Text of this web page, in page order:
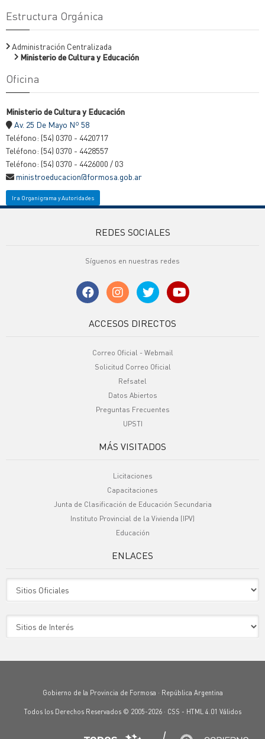
Estructura Orgánica
Administración Centralizada
Ministerio de Cultura y Educación
Oficina
Ministerio de Cultura y Educación
Av. 25 De Mayo Nº 58
Teléfono: (54) 0370 - 4420717
Teléfono: (54) 0370 - 4428557
Teléfono: (54) 0370 - 4426000 / 03
ministroeducacion@formosa.gob.ar
Ir a Organigrama y Autoridades
REDES SOCIALES
Síguenos en nuestras redes
ACCESOS DIRECTOS
Correo Oficial - Webmail
Solicitud Correo Oficial
Refsatel
Datos Abiertos
Preguntas Frecuentes
UPSTI
MÁS VISITADOS
Licitaciones
Capacitaciones
Junta de Clasificación de Educación Secundaria
Instituto Provincial de la Vivienda (IPV)
Educación
ENLACES
Gobierno de la Provincia de Formosa · República Argentina
Todos los Derechos Reservados © 2005-2026 · CSS - HTML 4.01 Válidos